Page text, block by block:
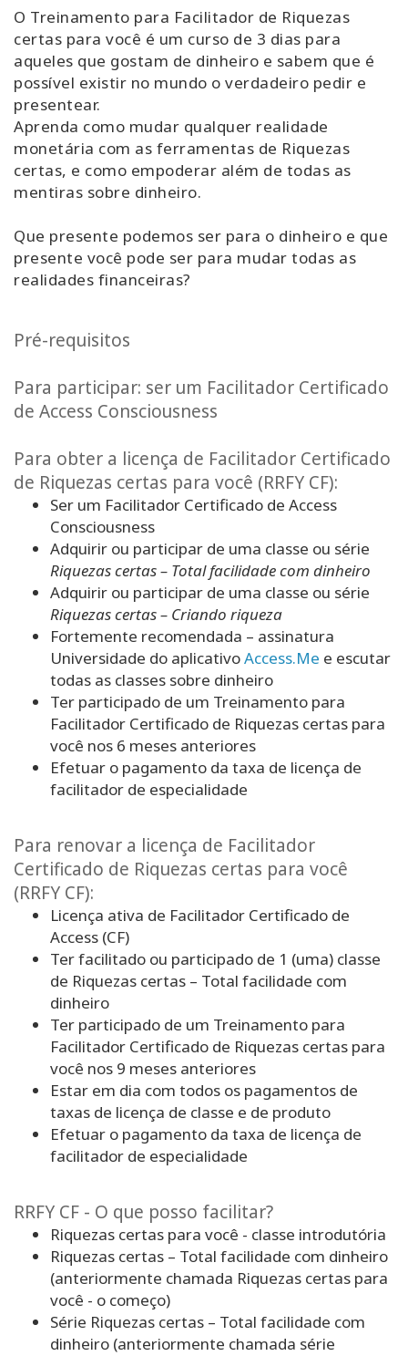
CONTATO
PESQUISAR
O Treinamento para Facilitador de Riquezas
certas para você é um curso de 3 dias para
aqueles que gostam de dinheiro e sabem que é
possível existir no mundo o verdadeiro pedir e
presentear.
Aprenda como mudar qualquer realidade
monetária com as ferramentas de Riquezas
certas, e como empoderar além de todas as
mentiras sobre dinheiro.
Que presente podemos ser para o dinheiro e que
presente você pode ser para mudar todas as
realidades financeiras?
Pré-requisitos
Para participar: ser um Facilitador Certificado
de Access Consciousness
Para obter a licença de Facilitador Certificado
de Riquezas certas para você (RRFY CF):
Ser um Facilitador Certificado de Access
Consciousness
Adquirir ou participar de uma classe ou série
Riquezas certas – Total facilidade com dinheiro
Adquirir ou participar de uma classe ou série
Riquezas certas – Criando riqueza
Fortemente recomendada – assinatura
Universidade do aplicativoAccess.Me e escutar
todas as classes sobre dinheiro
Ter participado de um Treinamento para
Facilitador Certificado de Riquezas certas para
você nos 6 meses anteriores
Efetuar o pagamento da taxa de licença de
facilitador de especialidade
Para renovar a licença de Facilitador
Certificado de Riquezas certas para você
(RRFY CF):
Licença ativa de Facilitador Certificado de
Access (CF)
Ter facilitado ou participado de 1 (uma) classe
de Riquezas certas – Total facilidade com
dinheiro
Ter participado de um Treinamento para
Facilitador Certificado de Riquezas certas para
você nos 9 meses anteriores
Estar em dia com todos os pagamentos de
taxas de licença de classe e de produto
Efetuar o pagamento da taxa de licença de
facilitador de especialidade
RRFY CF - O que posso facilitar?
Riquezas certas para você - classe introdutória
Riquezas certas – Total facilidade com dinheiro
(anteriormente chamada Riquezas certas para
você - o começo)
Série Riquezas certas – Total facilidade com
dinheiro (anteriormente chamada série